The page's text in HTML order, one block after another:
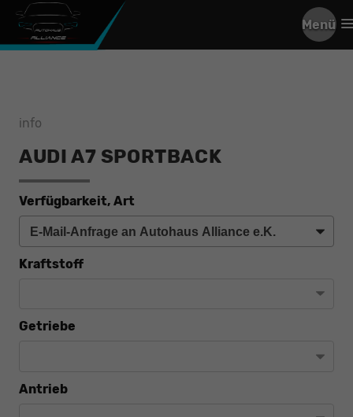
Menü
info
AUDI A7 SPORTBACK
Verfügbarkeit, Art
Kraftstoff
Getriebe
Antrieb